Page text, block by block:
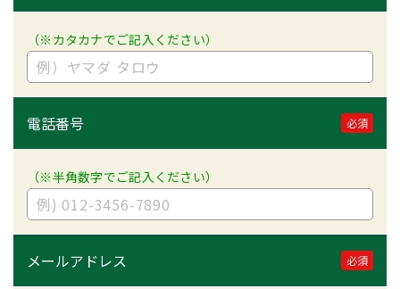
（※カタカナでご記入ください）
電話番号 必須
（※半角数字でご記入ください）
メールアドレス 必須